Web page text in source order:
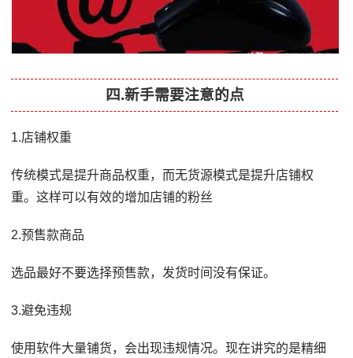
四.新手需要注意的点
1.店铺权重
传统模式是提升商品权重，而无货源模式是提升店铺权
重。这样可以有效的增加店铺的粉丝
2.预售款商品
选品最好不要选择预售款，发货时间没有保证。
3.避免违规
使用软件大量铺货，会出现违规情况。现在讲究的是精细